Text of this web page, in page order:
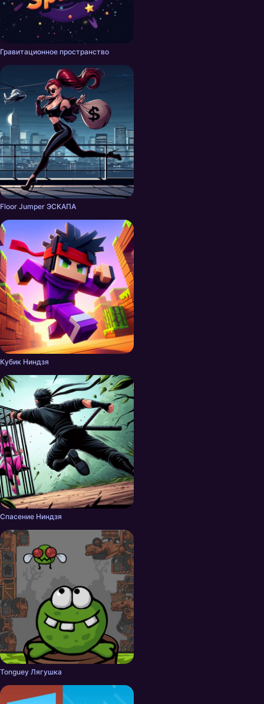
Гравитационное пространство
Floor Jumper ЭСКАПА
Кубик Ниндзя
Спасение Ниндзя
Tonguey Лягушка